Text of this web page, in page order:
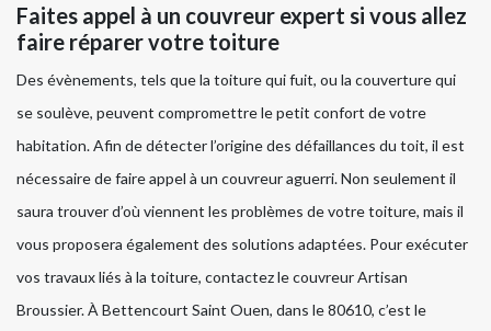
Faites appel à un couvreur expert si vous allez
faire réparer votre toiture
Des évènements, tels que la toiture qui fuit, ou la couverture qui
se soulève, peuvent compromettre le petit confort de votre
habitation. Afin de détecter l’origine des défaillances du toit, il est
nécessaire de faire appel à un couvreur aguerri. Non seulement il
saura trouver d’où viennent les problèmes de votre toiture, mais il
vous proposera également des solutions adaptées. Pour exécuter
vos travaux liés à la toiture, contactez le couvreur Artisan
Broussier. À Bettencourt Saint Ouen, dans le 80610, c’est le